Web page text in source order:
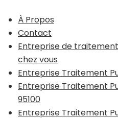
À Propos
Contact
Entreprise de
chez vous
Entreprise Traitement
Entreprise Traitement
95100
Entreprise Traitement